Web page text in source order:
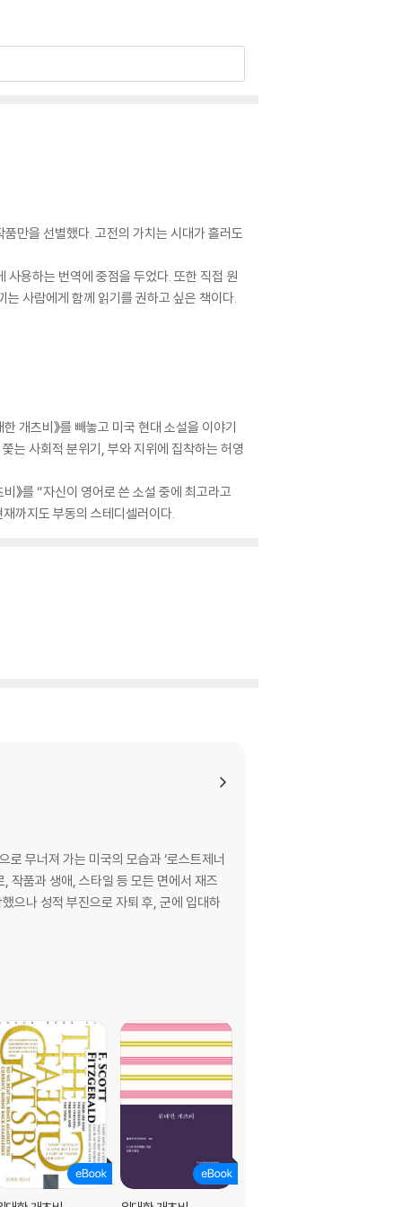
만을 선별했다. 고전의 가치는 시대가 흘러도
사용하는 번역에 중점을 두었다. 또한 직접 원
는 사람에게 함께 읽기를 권하고 싶은 책이다.
개츠비》를 빼놓고 미국 현대 소설을 이야기
는 사회적 분위기, 부와 지위에 집착하는 허영
》를 “자신이 영어로 쓴 소설 중에 최고라고
까지도 부동의 스테디셀러이다.
무너져 가는 미국의 모습과 ‘로스트제너
작품과 생애, 스타일 등 모든 면에서 재즈
으나 성적 부진으로 자퇴 후, 군에 입대하